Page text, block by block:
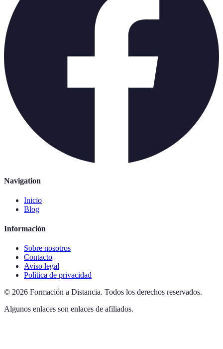
Navigation
Inicio
Blog
Información
Sobre nosotros
Contacto
Aviso legal
Política de privacidad
© 2026 Formación a Distancia. Todos los derechos reservados.
Algunos enlaces son enlaces de afiliados.